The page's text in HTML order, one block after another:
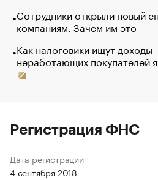
Сотрудники открыли новый
компаниям. Зачем им это
Как налоговики ищут доходы
неработающих покупателей
Регистрация ФНС
Дата регистрации
4 сентября 2018